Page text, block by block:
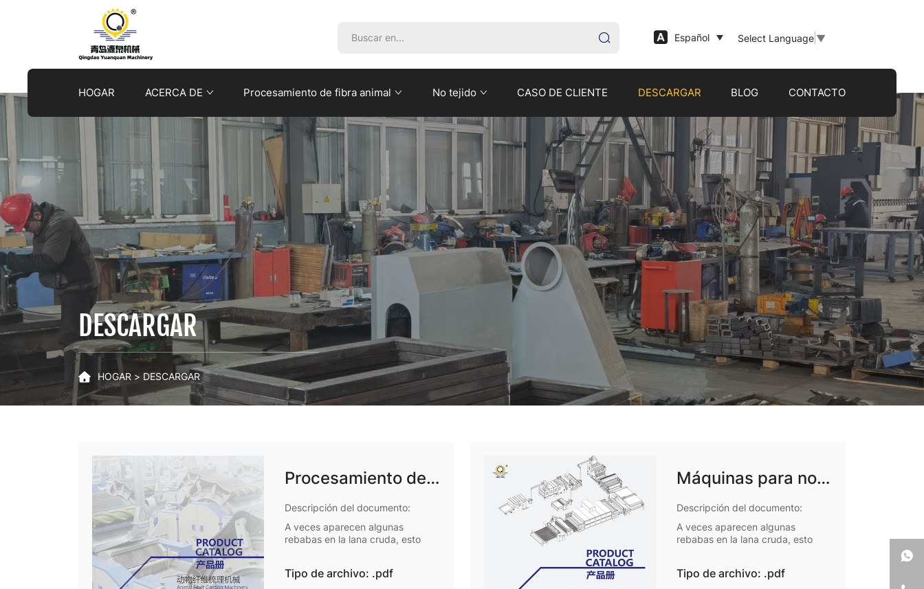
Español Select Language ▼
HOGAR ACERCA DE Procesamiento de fibra animal No tejido CASO DE CLIENTE DESCARGAR BLOG CONTACTO
Qingdao
Yuanquan
Machinery
Co.,Ltd
DESCARGAR
HOGAR DESCARGAR
Procesamiento de
fibra animal
Descripción del documento:
A veces aparecen algunas
rebabas en la lana cruda, esto
Tipo de archivo: .pdf
Máquinas para no
tejidos
Descripción del documento:
A veces aparecen algunas
rebabas en la lana cruda, esto
Tipo de archivo: .pdf